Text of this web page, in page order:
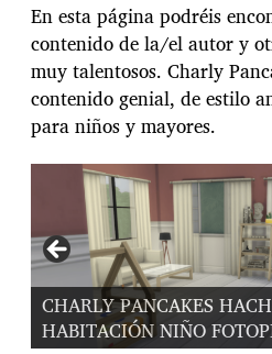
En esta página podréis
contenido de la/el autor y
muy talentosos. Charly
contenido genial, de estilo
para niños y mayores.
CHARLY PANCAKES